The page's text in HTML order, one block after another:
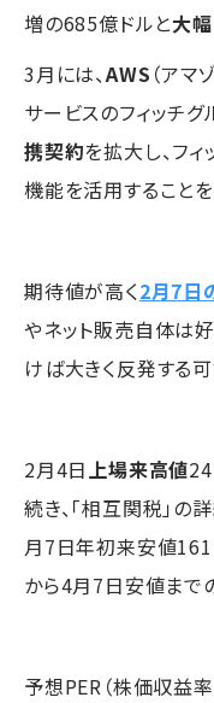
増の685億ドルと大
3月には、AWS （アマ
サービスのフィッチ
携契約を拡大し、フ
機能を活用すること
期待値が高く2月7日
やネット販売自体は
けば大きく反発する
2月4日上場来高値
続き、「相互関税」
月7日年初来安値
から4月7日安値まで
予想PER（株価収益